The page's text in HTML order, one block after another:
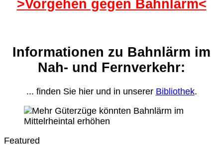
>Vorgehen gegen Bahnlärm<
Informationen zu Bahnlärm im
Nah- und Fernverkehr:
... finden Sie hier und in unserer Bibliothek.
Featured